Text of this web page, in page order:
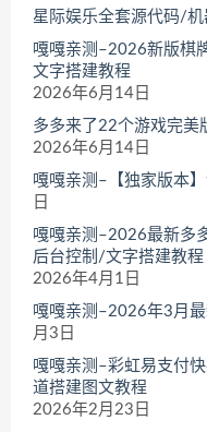
星际娱乐全套源代码/
嘎嘎亲测–2026新版棋
文字搭建教程
2026年6月14日
多多来了22个游戏完美
2026年6月14日
嘎嘎亲测–【独家版本
日
嘎嘎亲测–2026最新多
后台控制/文字搭建教程
2026年4月1日
嘎嘎亲测–2026年3月
月3日
嘎嘎亲测–彩虹易支付
道搭建图文教程
2026年2月23日